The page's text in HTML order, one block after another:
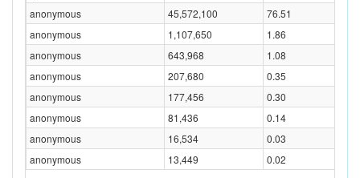
anonymous
45,572,100
76.51
anonymous
1,107,650
1.86
anonymous
643,968
1.08
anonymous
207,680
0.35
anonymous
177,456
0.30
anonymous
81,436
0.14
anonymous
16,534
0.03
anonymous
13,449 0.02